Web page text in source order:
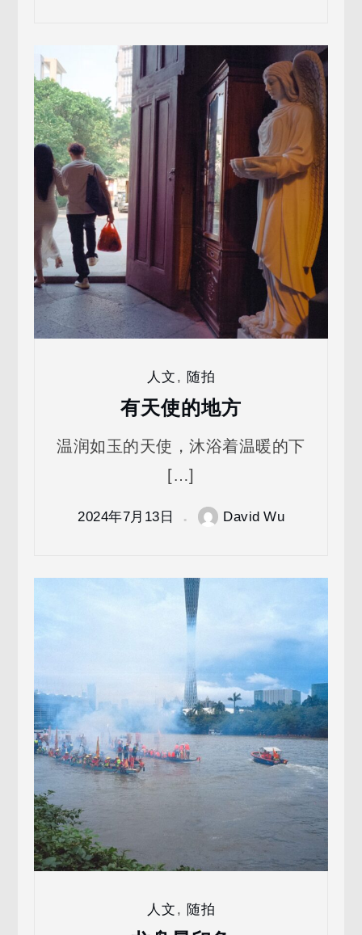
人文, 随拍
有天使的地方
温润如玉的天使，沐浴着温暖的下
[…]
2024年7月13日 David Wu
人文, 随拍